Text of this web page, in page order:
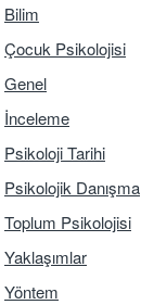
Bilim
Çocuk Psikolojisi
Genel
İnceleme
Psikoloji Tarihi
Psikolojik Danışma
Toplum Psikolojisi
Yaklaşımlar
Yöntem